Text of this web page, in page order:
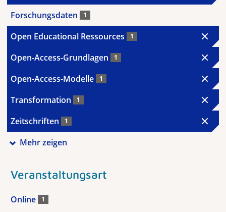
Forschungsdaten 1
Open Educational Ressources 1
Open-Access-Grundlagen 1
Open-Access-Modelle 1
Transformation 1
Zeitschriften 1
Mehr zeigen
Veranstaltungsart
Online 1